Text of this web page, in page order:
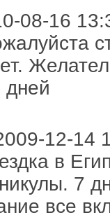
08-16
12-14
в
7
все